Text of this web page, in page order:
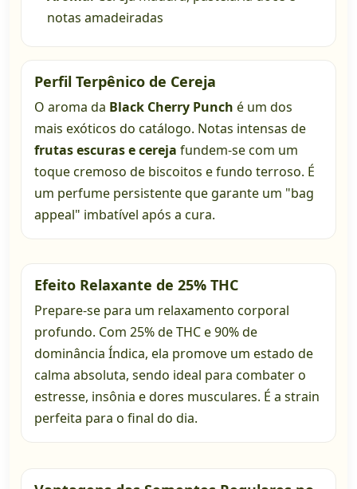
notas amadeiradas
Perfil Terpênico de Cereja
O aroma da Black Cherry Punch é um dos
mais exóticos do catálogo. Notas intensas de
frutas escuras e cereja fundem-se com um
toque cremoso de biscoitos e fundo terroso. É
um perfume persistente que garante um "bag
appeal" imbatível após a cura.
Efeito Relaxante de 25% THC
Prepare-se para um relaxamento corporal
profundo. Com 25% de THC e 90% de
dominância Índica, ela promove um estado de
calma absoluta, sendo ideal para combater o
estresse, insônia e dores musculares. É a strain
perfeita para o final do dia.